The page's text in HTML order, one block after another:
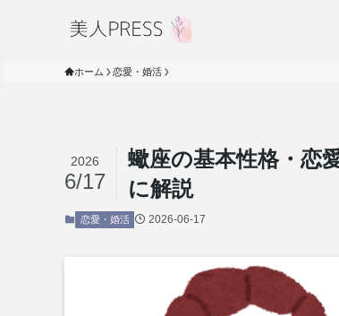
ホーム 恋愛・婚活
蠍座の基本性格・恋
に解説
2026
6/17
恋愛・婚活 2026-06-17